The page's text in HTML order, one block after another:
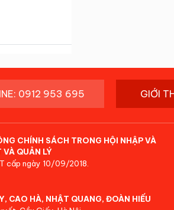
0912 953 695 GIỚI
CHÍNH SÁCH TRONG HỘI NHẬP VÀ
VÀ QUẢN LÝ
cấp ngày 10/09/2018.
CAO HÀ, NHẬT QUANG, ĐOÀN HIẾU